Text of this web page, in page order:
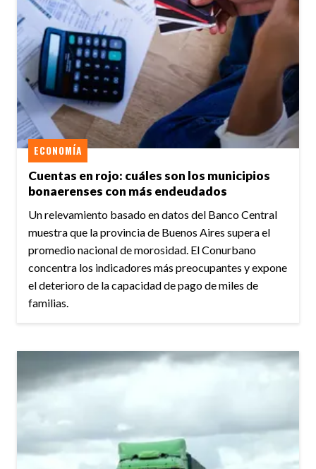
Cuentas en rojo: cuáles son los municipios
bonaerenses con más endeudados
ECONOMÍA
Un relevamiento basado en datos del Banco Central
muestra que la provincia de Buenos Aires supera el
promedio nacional de morosidad. El Conurbano
concentra los indicadores más preocupantes y expone
el deterioro de la capacidad de pago de miles de
familias.